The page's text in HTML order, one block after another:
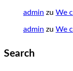
admin zu We
admin zu We
Search